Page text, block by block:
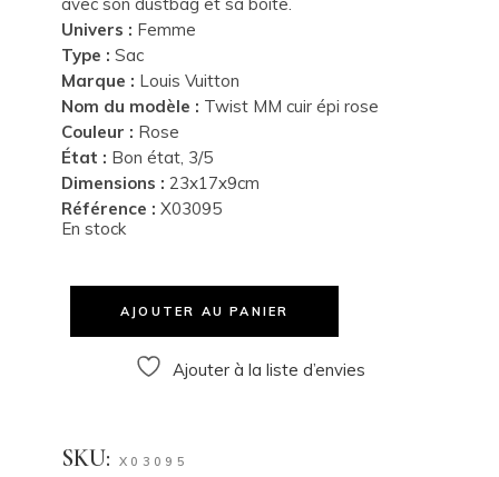
Univers : Femme
Type : Sac
Marque : Louis Vuitton
Nom du modèle : Twist MM cuir épi rose
Couleur : Rose
État : Bon état, 3/5
Dimensions : 23x17x9cm
Référence : X03095
En stock
AJOUTER AU PANIER
Ajouter à la liste d’envies
SKU: X03095